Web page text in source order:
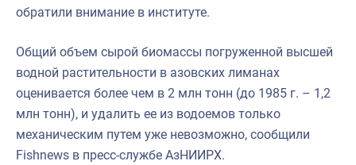
обратили внимание в институте.
Общий объем сырой биомассы погруженной высшей
водной растительности в азовских лиманах
оценивается более чем в 2 млн тонн (до 1985 г. – 1,2
млн тонн), и удалить ее из водоемов только
механическим путем уже невозможно, сообщили
Fishnews в пресс-службе АзНИИРХ.